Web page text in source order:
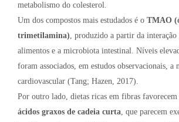
metabolismo do colesterol.
Um dos compostos mais estudados é o TMAO
trimetilamina), produzido a partir da interação
alimentos e a microbiota intestinal. Níveis
foram associados, em estudos observacionais, a
cardiovascular (Tang; Hazen, 2017).
Por outro lado, dietas ricas em fibras favorecem
ácidos graxos de cadeia curta, que parecem